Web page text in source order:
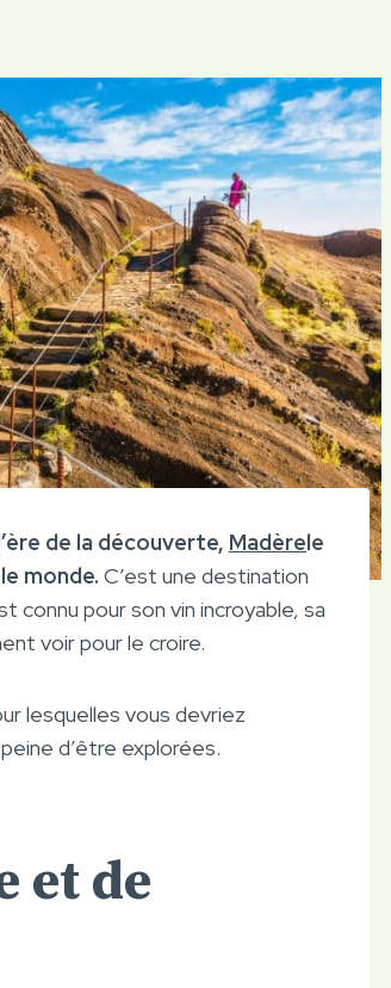
de la découverte, Madèrele
monde. C’est une destination
connu pour son vin incroyable, sa
voir pour le croire.
lesquelles vous devriez
d’être explorées.
et de